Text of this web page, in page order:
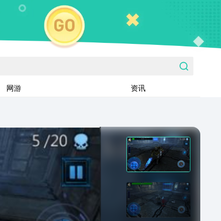
网游 资讯